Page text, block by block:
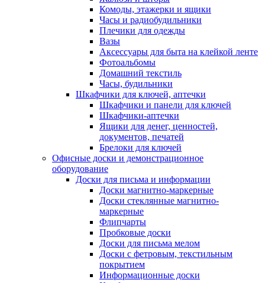
Комоды, этажерки и ящики
Часы и радиобудильники
Плечики для одежды
Вазы
Аксессуары для быта на клейкой ленте
Фотоальбомы
Домашний текстиль
Часы, будильники
Шкафчики для ключей, аптечки
Шкафчики и панели для ключей
Шкафчики-аптечки
Ящики для денег, ценностей,
документов, печатей
Брелоки для ключей
Офисные доски и демонстрационное
оборудование
Доски для письма и информации
Доски магнитно-маркерные
Доски стеклянные магнитно-
маркерные
Флипчарты
Пробковые доски
Доски для письма мелом
Доски с фетровым, текстильным
покрытием
Информационные доски